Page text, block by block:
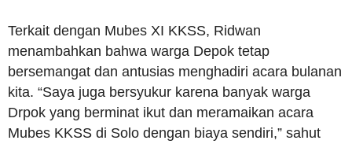
Terkait dengan Mubes XI KKSS, Ridwan
menambahkan bahwa warga Depok tetap
bersemangat dan antusias menghadiri acara bulanan
kita. “Saya juga bersyukur karena banyak warga
Drpok yang berminat ikut dan meramaikan acara
Mubes KKSS di Solo dengan biaya sendiri,” sahut